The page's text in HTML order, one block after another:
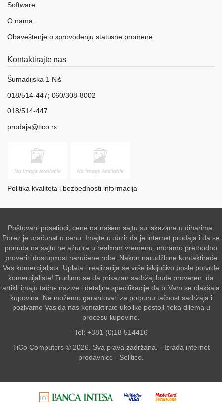
Software
O nama
Obaveštenje o sprovođenju statusne promene
Kontaktirajte nas
Šumadijska 1 Niš
018/514-447; 060/308-8002
018/514-447
prodaja@tico.rs
Politika kvaliteta i bezbednosti informacija
Poštovani posetioci, cene na našem sajtu su iskazane u dinarima.
Porez je uračunat u cenu. Imajte u obzir da je internet prodaja i da se
ponuda na sajtu ne ažurira u realnom vremenu, moramo prethodno
proveriti dostupnost naručene robe. Nakon narudžbine kontaktiraće
Vas komercijalista. Uplata i realizacija se vrše isključivo posle potvrde
komercijaliste! Trudimo se da prikazan sadržaj bude proveren, da
artikli imaju tačne nazive i detaljne specifikacije da bi Vam se olakšala
kupovina. Ne možemo garantovati za potpunu tačnost sadržaja i
pozivamo Vas da nas kontaktirate ukoliko postoji neka dilema u
procesu kupovine.
Tel: +381 (0)18 514416
TiCo Computers © 2026. Sva prava zadržana. - Izrada internet
prodavnice - Selltico.